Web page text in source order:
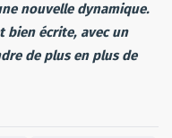
nouvelle dynamique.
bien écrite, avec un
de plus en plus de